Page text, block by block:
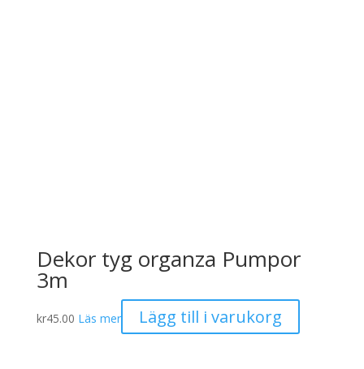
Dekor tyg organza Pumpor
3m
kr45.00 Läs mer Lägg till i varukorg